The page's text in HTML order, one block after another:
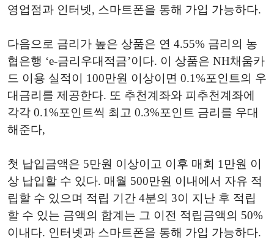
영업점과 인터넷, 스마트폰을 통해 가입 가능하다.
다음으로 금리가 높은 상품은 연 4.55% 금리의 농
협은행 ‘e-금리우대적금’이다. 이 상품은 NH채움카
드 이용 실적이 100만원 이상이면 0.1%포인트의 우
대금리를 제공한다. 또 추천계좌와 피추천계좌에
각각 0.1%포인트씩 최고 0.3%포인트 금리를 우대
해준다,
첫 납입금액은 5만원 이상이고 이후 매회 1만원 이
상 납입할 수 있다. 매월 500만원 이내에서 자유 적
립할 수 있으며 적립 기간 4분의 3이 지난 후 적립
할 수 있는 금액의 합계는 그 이전 적립금액의 50%
이내다. 인터넷과 스마트폰을 통해 가입 가능하다.